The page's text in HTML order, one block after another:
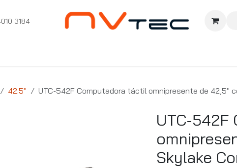
3184
42.5" UTC-542F Computadora táctil omnipresente de 42,5"
UTC-
Skylake